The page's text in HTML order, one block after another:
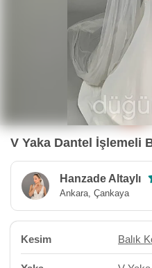
V Yaka Dantel İşlemeli
Hanzade Altaylı
Ankara, Çankaya
Kesim Balık